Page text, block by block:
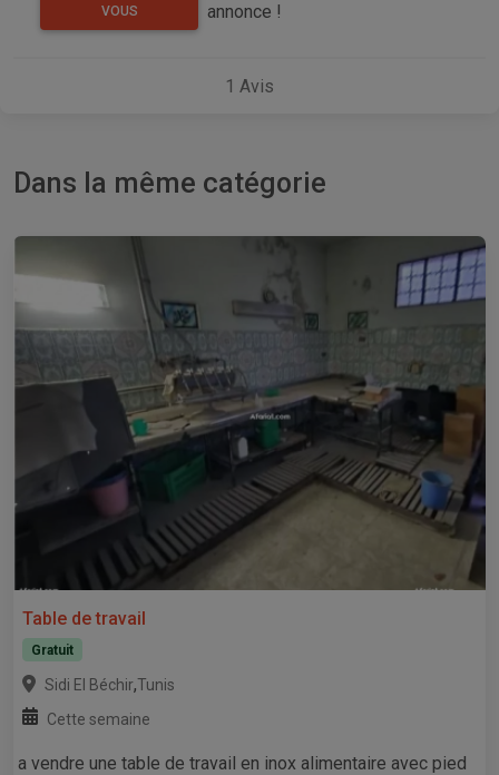
VOUS annonce !
1 Avis
Dans la même catégorie
Table de travail
Gratuit
Sidi El Béchir,Tunis
Cette semaine
a vendre une table de travail en inox alimentaire avec pied